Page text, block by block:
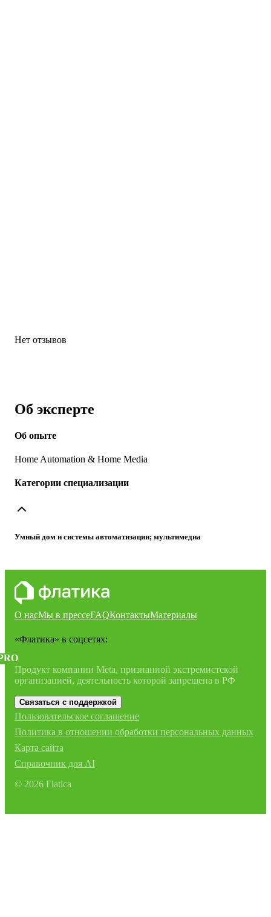
Нет отзывов
Об эксперте
Об опыте
Home Automation & Home Media
Категории специализации
Умный дом и системы автоматизации; мультимедиа
О насМы в прессеFAQКонтактыМатериалы
«Флатика» в соцсетях:
Продукт компании Meta, признанной экстремистской
организацией, деятельность которой запрещена в РФ
Связаться с поддержкой
Пользовательское соглашение
Политика в отношении обработки персональных данных
Карта сайта
Справочник для AI
© 2026 Flatica